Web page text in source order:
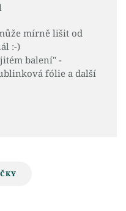
mírně lišit od
:-)
balení" -
fólie a další